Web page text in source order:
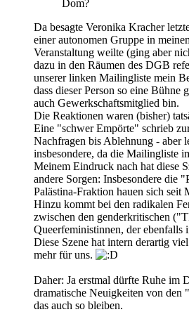
Dom?
Da besagte Veronika Kracher
einer autonomen Gruppe in
Veranstaltung weilte (ging aber
dazu in den Räumen des DGB
unserer linken Mailingliste mein
dass dieser Person so eine Bühne
auch Gewerkschaftsmitglied bin.
Die Reaktionen waren (bisher)
Eine "schwer Empörte" schrieb
Nachfragen bis Ablehnung - aber
insbesondere, da die Mailingliste
Meinem Eindruck nach hat diese
andere Sorgen: Insbesondere die
Palästina-Fraktion hauen sich seit
Hinzu kommt bei den radikalen
zwischen den genderkritischen
Queerfeministinnen, der ebenfalls
Diese Szene hat intern derartig
mehr für uns.
Daher: Ja erstmal dürfte Ruhe im
dramatische Neuigkeiten von den
das auch so bleiben.